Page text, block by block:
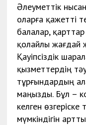
Әлеуметтік
оларға қажетті
балалар,
қолайлы жағдай
Қауіпсіздік
қызметтердің
тұрғындардың
маңызды. Бұл –
келген өзгеріске
мүмкіндігін